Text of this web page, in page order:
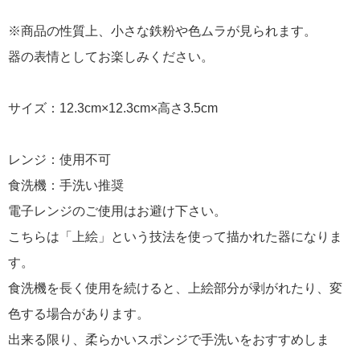
※商品の性質上、小さな鉄粉や色ムラが見られます。
器の表情としてお楽しみください。
サイズ：12.3cm×12.3cm×高さ3.5cm
レンジ：使用不可
食洗機：手洗い推奨
電子レンジのご使用はお避け下さい。
こちらは「上絵」という技法を使って描かれた器になりま
す。
食洗機を長く使用を続けると、上絵部分が剥がれたり、変
色する場合があります。
出来る限り、柔らかいスポンジで手洗いをおすすめしま